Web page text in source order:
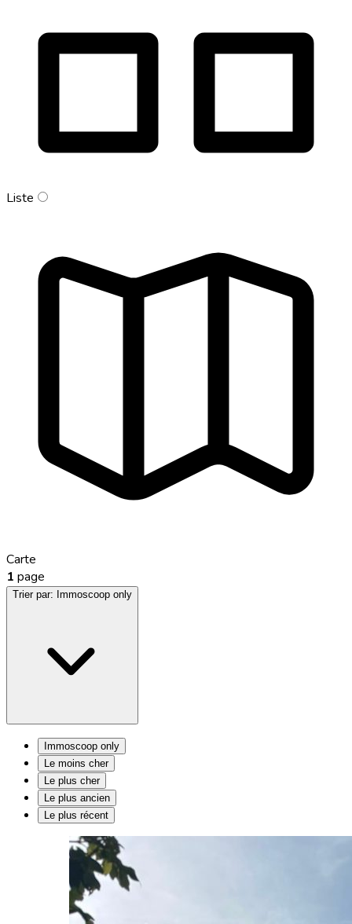
Liste
Carte
1 page
Trier par: Immoscoop only
Immoscoop only
Le moins cher
Le plus cher
Le plus ancien
Le plus récent